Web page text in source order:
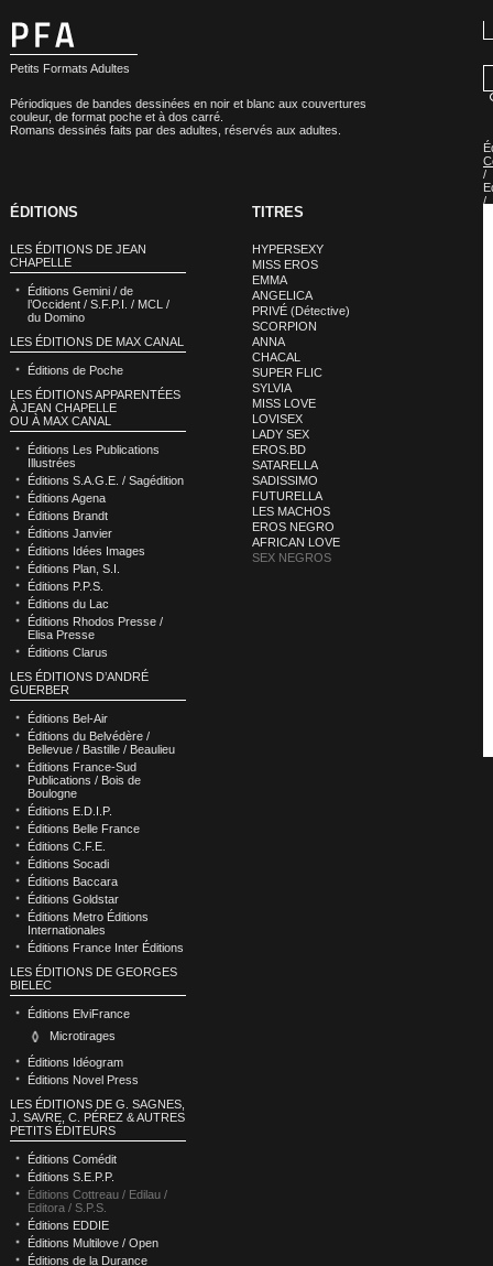
Petits Formats Adultes
Périodiques de bandes dessinées en noir et blanc aux couvertures
couleur, de format poche et à dos carré.
Romans dessinés faits par des adultes, réservés aux adultes.
/
/
ÉDITIONS
LES ÉDITIONS DE JEAN
CHAPELLE
Éditions Gemini / de
l’Occident / S.F.P.I. / MCL /
du Domino
LES ÉDITIONS DE MAX CANAL
Éditions de Poche
LES ÉDITIONS APPARENTÉES
À JEAN CHAPELLE
OU À MAX CANAL
Éditions Les Publications
Illustrées
Éditions S.A.G.E. / Sagédition
Éditions Agena
Éditions Brandt
Éditions Janvier
Éditions Idées Images
Éditions Plan, S.I.
Éditions P.P.S.
Éditions du Lac
Éditions Rhodos Presse /
Elisa Presse
Éditions Clarus
LES ÉDITIONS D’ANDRÉ
GUERBER
Éditions Bel-Air
Éditions du Belvédère /
Bellevue / Bastille / Beaulieu
Éditions France-Sud
Publications / Bois de
Boulogne
Éditions E.D.I.P.
Éditions Belle France
Éditions C.F.E.
Éditions Socadi
Éditions Baccara
Éditions Goldstar
Éditions Metro Éditions
Internationales
Éditions France Inter Éditions
LES ÉDITIONS DE GEORGES
BIELEC
Éditions ElviFrance
Microtirages
Éditions Idéogram
Éditions Novel Press
LES ÉDITIONS DE G. SAGNES,
J. SAVRE, C. PÉREZ & AUTRES
PETITS ÉDITEURS
Éditions Comédit
Éditions S.E.P.P.
Éditions Cottreau / Edilau /
Editora / S.P.S.
Éditions EDDIE
Éditions Multilove / Open
Éditions de la Durance
TITRES
HYPERSEXY
MISS EROS
EMMA
ANGELICA
PRIVÉ (Détective)
SCORPION
ANNA
CHACAL
SUPER FLIC
SYLVIA
MISS LOVE
LOVISEX
LADY SEX
EROS.BD
SATARELLA
SADISSIMO
FUTURELLA
LES MACHOS
EROS NEGRO
AFRICAN LOVE
SEX NEGROS